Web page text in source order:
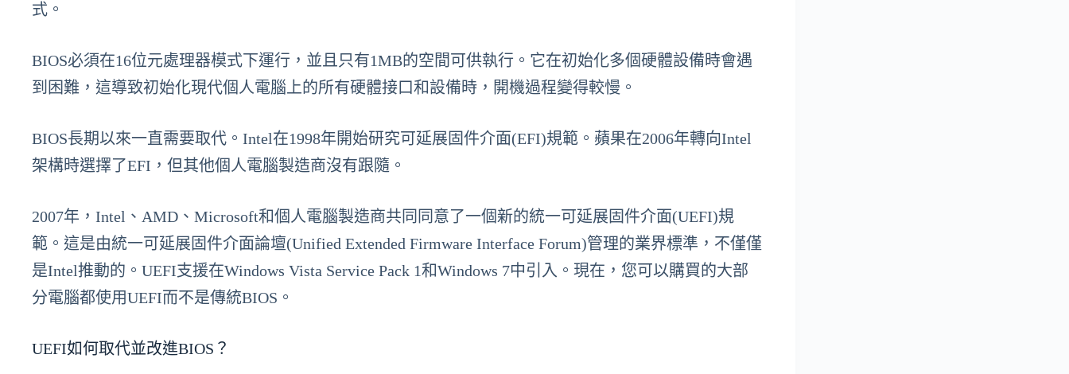
式。
BIOS必須在16位元處理器模式下運行，並且只有1MB的空間可供執行。它在初始化多個硬體設備時會遇
到困難，這導致初始化現代個人電腦上的所有硬體接口和設備時，開機過程變得較慢。
BIOS長期以來一直需要取代。Intel在1998年開始研究可延展固件介面(EFI)規範。蘋果在2006年轉向Intel
架構時選擇了EFI，但其他個人電腦製造商沒有跟隨。
2007年，Intel、AMD、Microsoft和個人電腦製造商共同同意了一個新的統一可延展固件介面(UEFI)規
範。這是由統一可延展固件介面論壇(Unified Extended Firmware Interface Forum)管理的業界標準，不僅僅
是Intel推動的。UEFI支援在Windows Vista Service Pack 1和Windows 7中引入。現在，您可以購買的大部
分電腦都使用UEFI而不是傳統BIOS。
UEFI如何取代並改進BIOS？